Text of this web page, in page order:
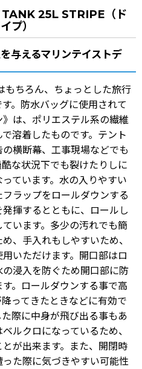
25L STRIPE（ド
プ）
与えるマリンテイストデ
もちろん、ちょっとした旅行
。防水バッグに使用されて
は、ポリエステル系の繊維
溶着したものです。テント
横断幕、工事現場などでも
な状況下でも裂けたりしに
ています。水の入りやすい
ラップをロールダウンする
揮するとともに、ロールし
います。多少の汚れでも簡
、手入れもしやすいため、
いただけます。開口部はロ
浸入を防ぐため開口部に防
。ロールダウンする事で高
ってきたときなどに有効で
際に中身が飛び出る事もあ
ルクロになっているため、
が出来ます。また、開閉時
た際に気づきやすい可能性